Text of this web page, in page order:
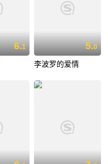
6.1 5.0
李波罗的爱情